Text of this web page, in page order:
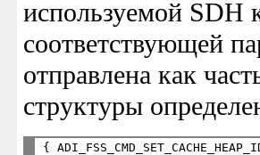
используемой SDH
соответствующей
отправлена как
структуры
{